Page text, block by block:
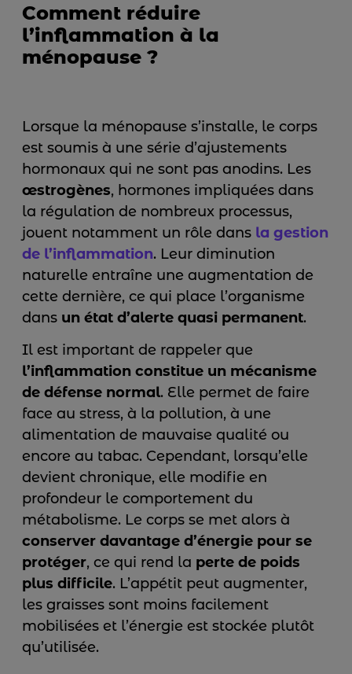
Comment réduire
l’inflammation à la
ménopause ?
Lorsque la ménopause s’installe, le corps
est soumis à une série d’ajustements
hormonaux qui ne sont pas anodins. Les
œstrogènes, hormones impliquées dans
la régulation de nombreux processus,
jouent notamment un rôle dans la gestion
de l’inflammation. Leur diminution
naturelle entraîne une augmentation de
cette dernière, ce qui place l’organisme
dans un état d’alerte quasi permanent.
Il est important de rappeler que
l’inflammation constitue un mécanisme
de défense normal. Elle permet de faire
face au stress, à la pollution, à une
alimentation de mauvaise qualité ou
encore au tabac. Cependant, lorsqu’elle
devient chronique, elle modifie en
profondeur le comportement du
métabolisme. Le corps se met alors à
conserver davantage d’énergie pour se
protéger, ce qui rend la perte de poids
plus difficile. L’appétit peut augmenter,
les graisses sont moins facilement
mobilisées et l’énergie est stockée plutôt
qu’utilisée.